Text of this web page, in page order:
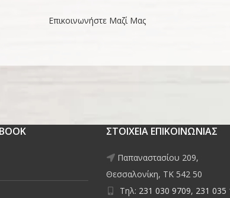
Επικοινωνήστε Μαζί Μας
ΣΤΟΙΧΕΙΑ ΕΠΙΚΟΙΝΩΝΙΑΣ
Παπαναστασίου 209,
Θεσσαλονίκη, ΤΚ 542 50
Τηλ: 231 030 9709, 231 035